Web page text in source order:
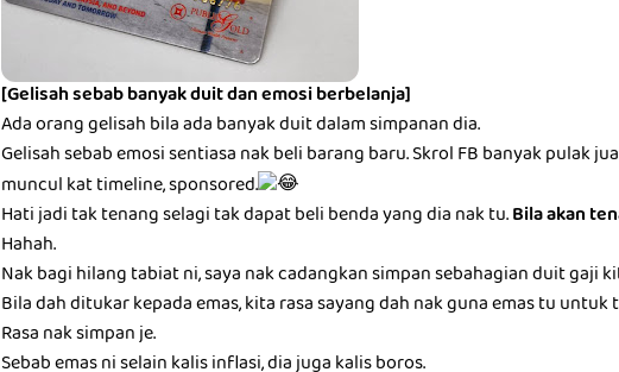
[Gelisah sebab banyak duit dan emosi berbelanja]
Ada orang gelisah bila ada banyak duit dalam simpanan dia.
Gelisah sebab emosi sentiasa nak beli barang baru. Skrol FB banyak pulak
muncul kat timeline, sponsored.
Hati jadi tak tenang selagi tak dapat beli benda yang dia nak tu.Bila akan
Hahah.
Nak bagi hilang tabiat ni, saya nak cadangkan simpan sebahagian duit gaji
Bila dah ditukar kepada emas, kita rasa sayang dah nak guna emas tu
Rasa nak simpan je.
Sebab emas ni selain kalis inflasi, dia juga kalis boros.